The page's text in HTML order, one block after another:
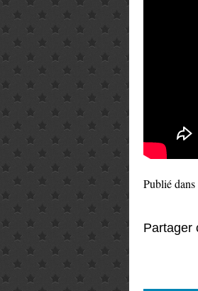
Publié dans
Partager